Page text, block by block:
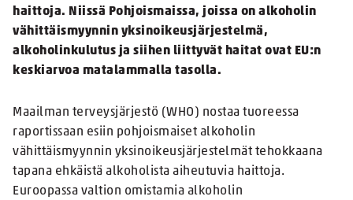
haittoja. Niissä Pohjoismaissa, joissa on alkoholin
vähittäismyynnin yksinoikeusjärjestelmä,
alkoholinkulutus ja siihen liittyvät haitat ovat EU:n
keskiarvoa matalammalla tasolla.
Maailman terveysjärjestö (WHO) nostaa tuoreessa
raportissaan esiin pohjoismaiset alkoholin
vähittäismyynnin yksinoikeusjärjestelmät tehokkaana
tapana ehkäistä alkoholista aiheutuvia haittoja.
Euroopassa valtion omistamia alkoholin